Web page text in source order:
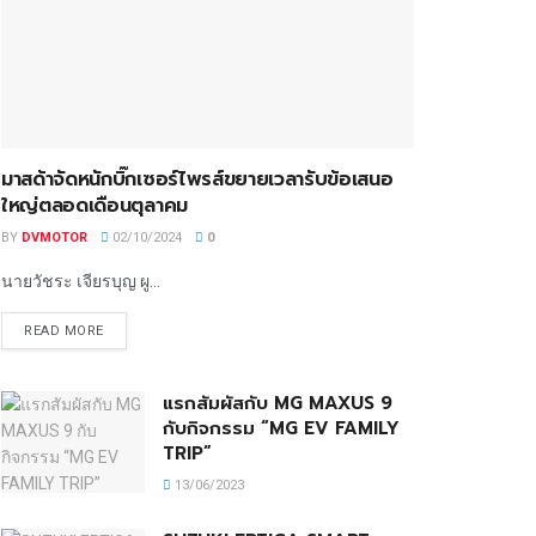
มาสด้าจัดหนักบิ๊กเซอร์ไพรส์ขยายเวลารับข้อเสนอ
ใหญ่ตลอดเดือนตุลาคม
BY DVMOTOR 02/10/2024 0
นายวัชระ เจียรบุญ ผู...
READ MORE
แรกสัมผัสกับ MG MAXUS 9
กับกิจกรรม “MG EV FAMILY
TRIP”
13/06/2023